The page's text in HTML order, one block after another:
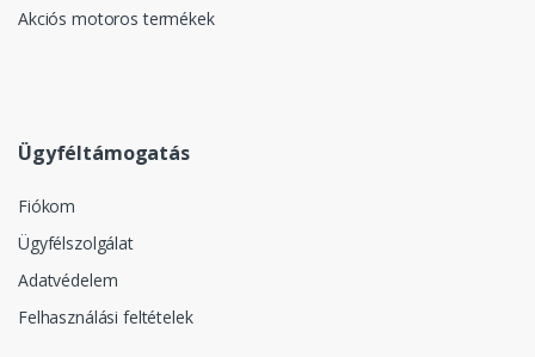
Akciós motoros termékek
Ügyféltámogatás
Fiókom
Ügyfélszolgálat
Adatvédelem
Felhasználási feltételek